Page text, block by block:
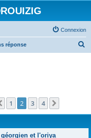
Connexion
réponse
c
Précédent
1 2 3 4
et l'oriya